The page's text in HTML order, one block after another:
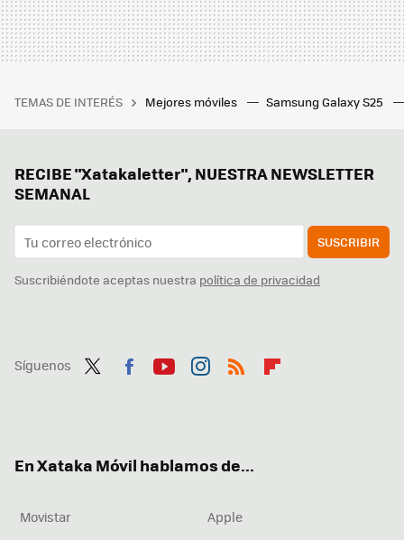
TEMAS DE INTERÉS Mejores móviles Samsung Galaxy S25
RECIBE "Xatakaletter", NUESTRA NEWSLETTER
SEMANAL
SUSCRIBIR
Suscribiéndote aceptas nuestra política de privacidad
Síguenos
En Xataka Móvil hablamos de...
Movistar
Apple